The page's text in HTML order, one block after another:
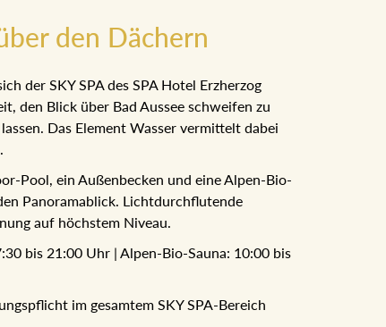
den Dächern
der SKY SPA des SPA Hotel Erzherzog
den Blick über Bad Aussee schweifen zu
lassen. Das Element Wasser vermittelt
Pool, ein Außenbecken und eine Alpen-
Panoramablick. Lichtdurchflutende
auf höchstem Niveau.
bis 21:00 Uhr | Alpen-Bio-Sauna: 10:00
im gesamtem SKY SPA-Bereich